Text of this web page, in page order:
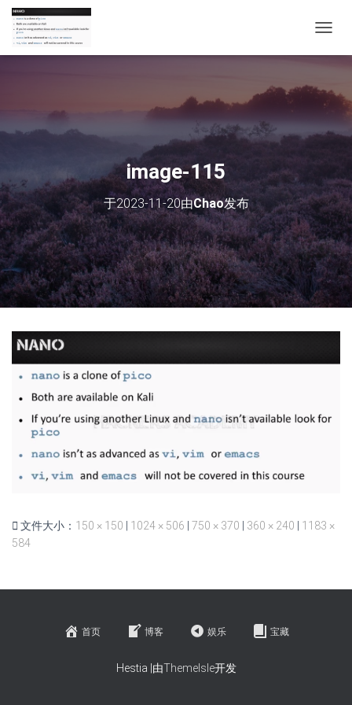
换
image-115
于2023-11-20由Chao发布
文件大小： 150 × 150 1024 × 506 750 × 370 360 × 240
1183 ×
584
首页 博客 娱乐 宝藏
Hestia |由ThemeIsle开发